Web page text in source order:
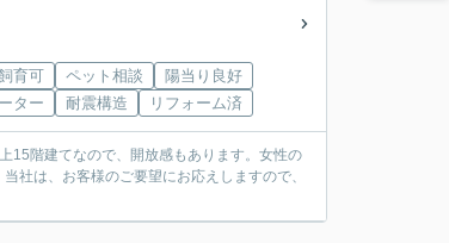
育可 ペット相談
陽当り良好
ター
耐震構造 リフォーム済
15階建てなので、開放感もあります。女性の
社は、お客様のご要望にお応えしますので、